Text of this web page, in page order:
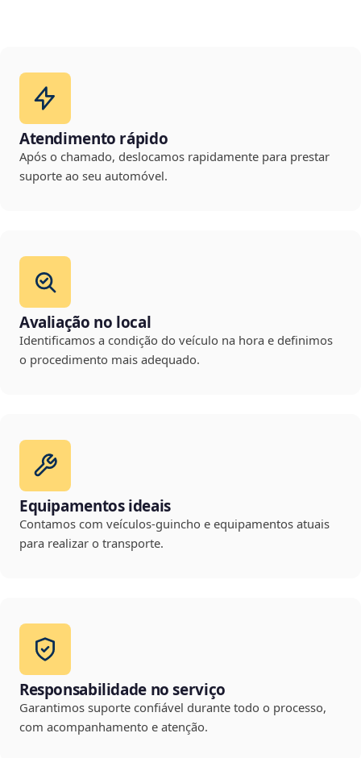
Atendimento rápido
Após o chamado, deslocamos rapidamente para prestar
suporte ao seu automóvel.
Avaliação no local
Identificamos a condição do veículo na hora e definimos
o procedimento mais adequado.
Equipamentos ideais
Contamos com veículos-guincho e equipamentos atuais
para realizar o transporte.
Responsabilidade no serviço
Garantimos suporte confiável durante todo o processo,
com acompanhamento e atenção.